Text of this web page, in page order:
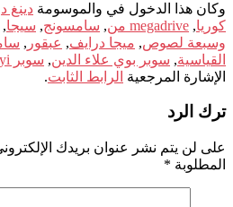
وكان هذا الدخول في والموسومة دينغ
كوريا, megadrive من , سامسونج, سيجا,
وسبعة لصوص, ميجا درايف, عبقور ,
القياسية, سوبر بوي علاء الدين, سوبر gemboyi
الإشارة المرجعية الرابط الثابت.
ترك الرد
على لن يتم نشر عنوان بريدك
المطلوبة *